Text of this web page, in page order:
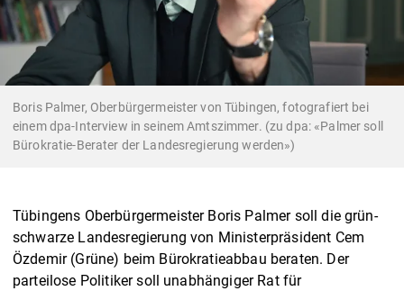
Boris Palmer, Oberbürgermeister von Tübingen, fotografiert bei
einem dpa-Interview in seinem Amtszimmer. (zu dpa: «Palmer soll
Bürokratie-Berater der Landesregierung werden»)
Tübingens Oberbürgermeister Boris Palmer soll die grün-
schwarze Landesregierung von Ministerpräsident Cem
Özdemir (Grüne) beim Bürokratieabbau beraten. Der
parteilose Politiker soll unabhängiger Rat für